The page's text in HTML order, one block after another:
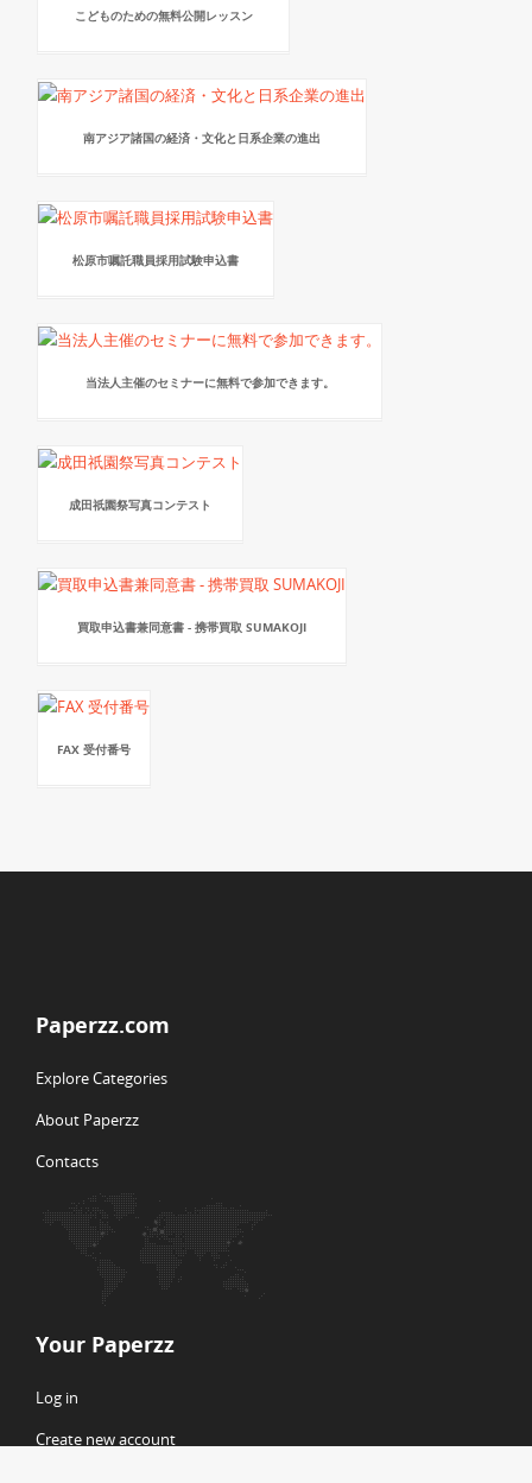
こどものための無料公開レッスン
南アジア諸国の経済・文化と日系企業の進出
松原市嘱託職員採用試験申込書
当法人主催のセミナーに無料で参加できます。
成田祇園祭写真コンテスト
買取申込書兼同意書 - 携帯買取 SUMAKOJI
FAX 受付番号
Paperzz.com
Explore Categories
About Paperzz
Contacts
Your Paperzz
Log in
Create new account